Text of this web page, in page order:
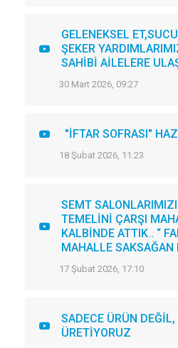
GELENEKSEL
ŞEKER
SAHİBİ AİLELERE
30 Mart 2026, 09:27
"İFTAR SOFRASI"
18 Şubat 2026, 11:23
SEMT
TEMELİNİ ÇARŞI
KALBİNDE ATTIK.. “
MAHALLE SAKSAĞAN
17 Şubat 2026, 17:10
SADECE ÜRÜN
ÜRETİYORUZ